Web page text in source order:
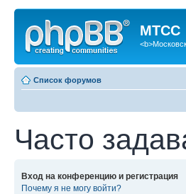
МТСС
Список форумов
Часто
Вход на конференцию и регистрация
Почему я не могу войти?